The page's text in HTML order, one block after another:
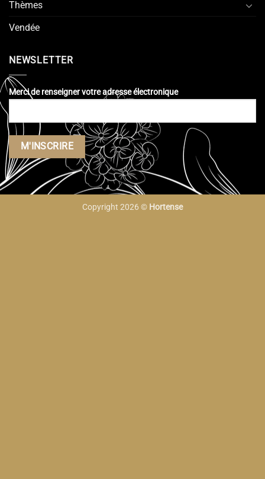
Thèmes
Vendée
NEWSLETTER
Merci de renseigner votre adresse électronique
Copyright 2026 © Hortense